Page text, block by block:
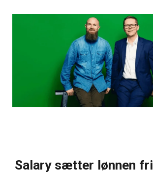
Salary sætter lønnen fri